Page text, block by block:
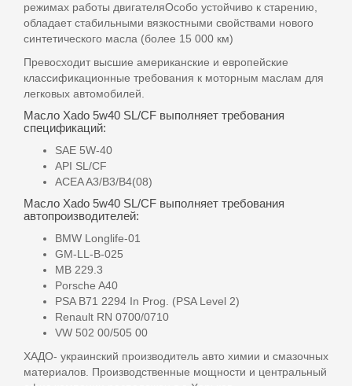
режимах работы двигателяОсобо устойчиво к старению,
обладает стабильными вязкостными свойствами нового
синтетического масла (более 15 000 км)
Превосходит высшие американские и европейские
классификационные требования к моторным маслам для
легковых автомобилей.
Масло Xado 5w40 SL/CF выполняет требования
спецификаций:
SAE 5W-40
API SL/CF
ACEA A3/B3/B4(08)
Масло Xado 5w40 SL/CF выполняет требования
автопроизводителей:
BMW Longlife-01
GM-LL-B-025
MB 229.3
Porsche A40
PSA B71 2294 In Prog. (PSA Level 2)
Renault RN 0700/0710
VW 502 00/505 00
ХАДО- украинский производитель авто химии и смазочных
материалов. Производственные мощности и центральный